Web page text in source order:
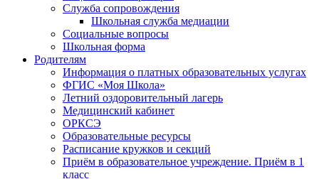
Служба сопровождения
Школьная служба медиации
Социальные вопросы
Школьная форма
Родителям
Информация о платных образовательных услугах
ФГИС «Моя Школа»
Летний оздоровительный лагерь
Медицинский кабинет
ОРКСЭ
Образовательные ресурсы
Расписание кружков и секций
Приём в образовательное учреждение. Приём в 1
класс